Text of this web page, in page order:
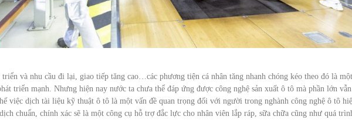
và nhu cầu đi lại, giao tiếp tăng cao…các phương tiện cá nhân tăng nhanh chóng kéo theo đó là một
triển mạnh. Nhưng hiện nay nước ta chưa thể đáp ứng được công nghệ sản xuất ô tô mà phần lớn
việc dịch tài liệu kỹ thuật ô tô là một vấn đề quan trọng đối với người trong nghành công nghệ ô tô
chuẩn, chính xác sẽ là một công cụ hỗ trợ đắc lực cho nhân viên lắp ráp, sữa chữa cũng như quá